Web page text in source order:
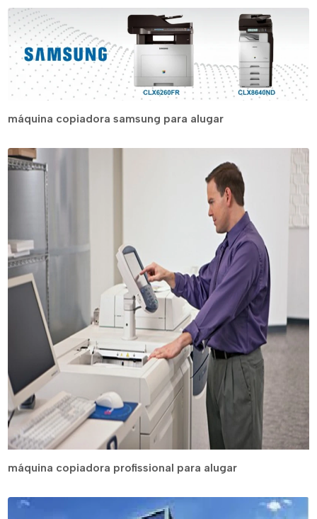
máquina copiadora samsung para alugar
máquina copiadora profissional para alugar